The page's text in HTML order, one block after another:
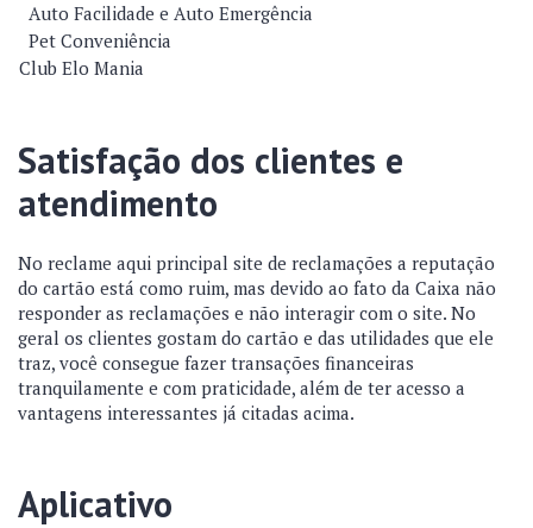
Auto Facilidade e Auto Emergência
Pet Conveniência
Club Elo Mania
Satisfação dos clientes e
atendimento
No reclame aqui principal site de reclamações a reputação
do cartão está como ruim, mas devido ao fato da Caixa não
responder as reclamações e não interagir com o site. No
geral os clientes gostam do cartão e das utilidades que ele
traz, você consegue fazer transações financeiras
tranquilamente e com praticidade, além de ter acesso a
vantagens interessantes já citadas acima.
Aplicativo